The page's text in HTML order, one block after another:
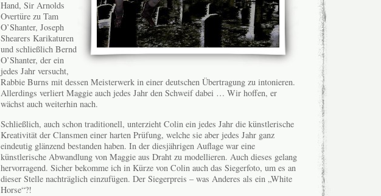
Hand, Sir Arnolds
Overtüre zu Tam
O’Shanter, Joseph
Shearers Karikaturen
und schließlich Bernd
O’Shanter, der ein
jedes Jahr versucht,
Rabbie Burns mit dessen Meisterwerk in einer deutschen Übertragung zu intonieren.
Allerdings verliert Maggie auch jedes Jahr den Schweif dabei … Wir hoffen, er
wächst auch weiterhin nach.
Schließlich, auch schon traditionell, unterzieht Colin ein jedes Jahr die künstlerische
Kreativität der Clansmen einer harten Prüfung, welche sie aber jedes Jahr ganz
eindeutig glänzend bestanden haben. In der diesjährigen Auflage war eine
künstlerische Abwandlung von Maggie aus Draht zu modellieren. Auch dieses gelang
hervorragend. Sicher bekomme ich in Kürze von Colin auch das Siegerfoto, um es an
dieser Stelle nachträglich einzufügen. Der Siegerpreis – was Anderes als ein „White
Horse“?!